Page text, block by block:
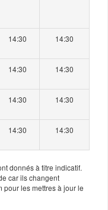
14:30 14:30
14:30 14:30
14:30 14:30
14:30 14:30
donnés à titre indicatif.
car ils changent
pour les mettres à jour le